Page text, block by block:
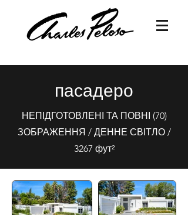
пасадеро
НЕПІДГОТОВЛЕНІ ТА ПОВНІ (70)
ЗОБРАЖЕННЯ / ДЕННЕ СВІТЛО /
3267 фут²